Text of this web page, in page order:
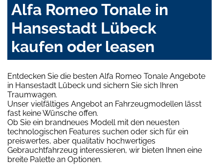
Alfa Romeo Tonale in
Hansestadt Lübeck
kaufen oder leasen
Entdecken Sie die besten Alfa Romeo Tonale Angebote
in Hansestadt Lübeck und sichern Sie sich Ihren
Traumwagen.
Unser vielfältiges Angebot an Fahrzeugmodellen lässt
fast keine Wünsche offen.
Ob Sie ein brandneues Modell mit den neuesten
technologischen Features suchen oder sich für ein
preiswertes, aber qualitativ hochwertiges
Gebrauchtfahrzeug interessieren, wir bieten Ihnen eine
breite Palette an Optionen.